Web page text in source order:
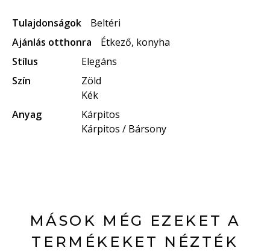
Tulajdonságok
Beltéri
Ajánlás otthonra
Étkező, konyha
Stílus
Elegáns
Szín
Zöld
Kék
Anyag
Kárpitos
Kárpitos / Bársony
MÁSOK MÉG EZEKET A
TERMÉKEKET NÉZTÉK